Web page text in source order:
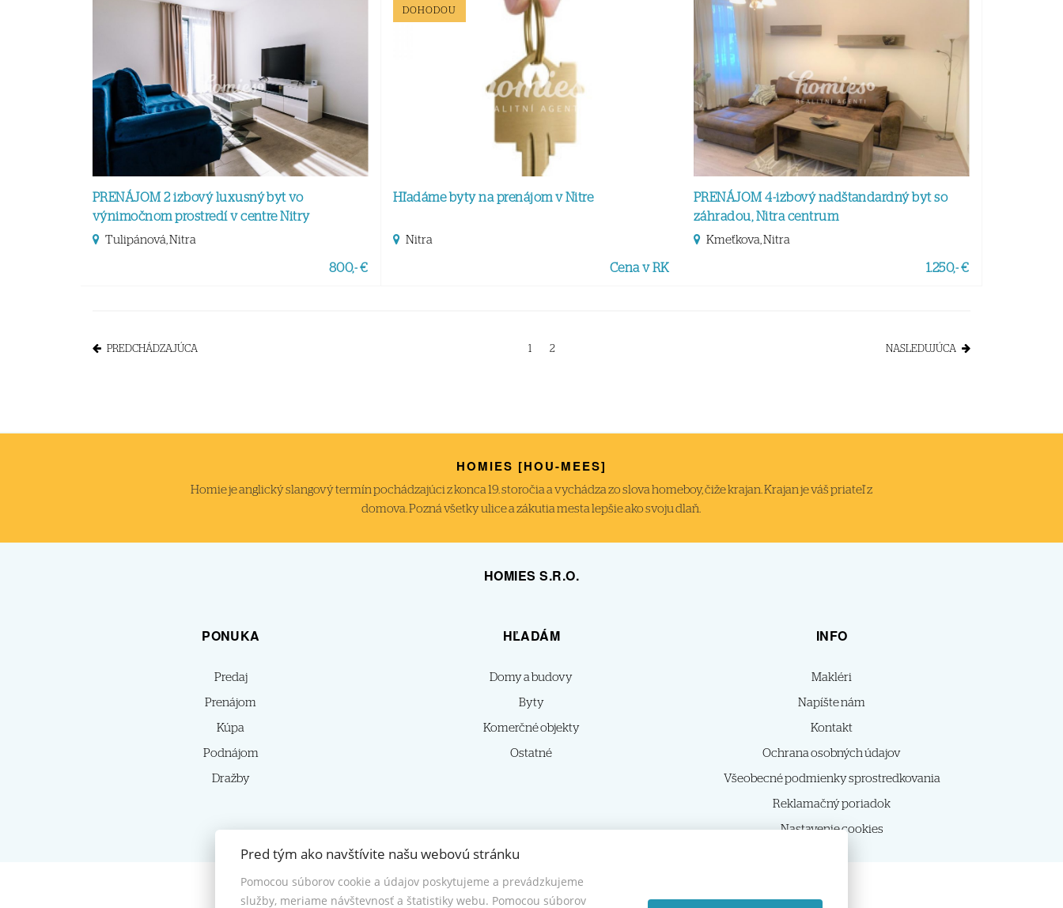
PRENÁJOM 2 izbový luxusný byt vo
výnimočnom prostredí v centre Nitry
Tulipánová, Nitra
800,- €
DOHODOU
Hľadáme byty na prenájom v Nitre
Nitra
Cena v RK
PRENÁJOM 4-izbový nadštandardný byt so
záhradou, Nitra centrum
Kmeťkova, Nitra
1.250,- €
PREDCHÁDZAJÚCA 1 2 NASLEDUJÚCA
HOMIES [HOU-MEES]
Homie je anglický slangový termín pochádzajúci z konca 19. storočia a vychádza zo slova homeboy, čiže krajan. Krajan je váš priateľ z
domova. Pozná všetky ulice a zákutia mesta lepšie ako svoju dlaň.
HOMIES S.R.O.
PONUKA
Predaj
Prenájom
Kúpa
Podnájom
Dražby
HĽADÁM
Domy a budovy
Byty
Komerčné objekty
Ostatné
INFO
Makléri
Napíšte nám
Kontakt
Ochrana osobných údajov
Všeobecné podmienky sprostredkovania
Reklamačný poriadok
Nastavenie cookies
Pred tým ako navštívite našu webovú stránku
Pomocou súborov cookie a údajov poskytujeme a prevádzkujeme
služby, meriame návštevnosť a štatistiky webu. Pomocou súborov